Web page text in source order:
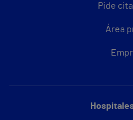
Pide
Área